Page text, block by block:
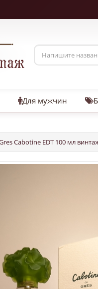
Для мужчин
Cabotine EDT 100 мл